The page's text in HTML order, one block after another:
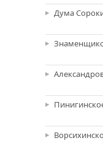
Дума